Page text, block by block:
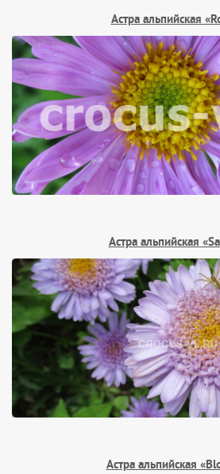
Астра альпийская
Астра альпийская
Астра альпийская